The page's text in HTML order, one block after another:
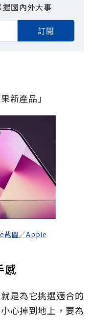
國內外大事
訂閱
新產品」
截圖／Apple
感
是為它挑選適合的
心掉到地上，要為